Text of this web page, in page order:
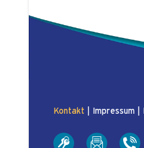
Kontakt Impressum